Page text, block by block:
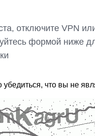
отключите VPN
формой ниже
что вы не